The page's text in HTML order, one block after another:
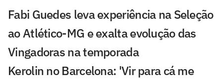
Fabi Guedes leva experiência na Seleção
ao Atlético-MG e exalta evolução das
Vingadoras na temporada
Kerolin no Barcelona: 'Vir para cá me